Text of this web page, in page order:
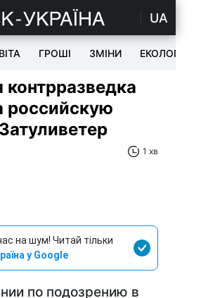
UA
ГРОШІ ЗМІНИ ЕКОЛОГІЯ
контрразведка
российскую
1 хв
на шум! Читай тільки
у Google
по подозрению в